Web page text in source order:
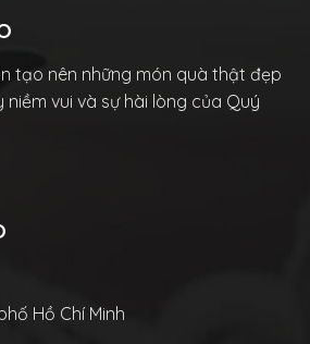
tạo nên những món quà thật đẹp
vui và sự hài lòng của Quý
Hồ Chí Minh